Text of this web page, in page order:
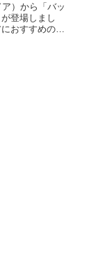
）から「バッ
登場しまし
おすすめのバ